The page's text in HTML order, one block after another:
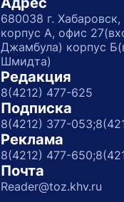
680038 г.
корпус А, офис
Джамбула) корпус
Шмидта)
Редакция
8(4212) 477-625
Подписка
8(4212) 377-053;
Реклама
8(4212) 477-650;
Почта
Reader@toz.khv.ru